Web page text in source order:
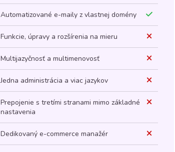
Automatizované e-maily z vlastnej domény
Funkcie, úpravy a rozšírenia na mieru
Multijazyčnosť a multimenovosť
Jedna administrácia a viac jazykov
Prepojenie s tretími stranami mimo základné
nastavenia
Dedikovaný e-commerce manažér